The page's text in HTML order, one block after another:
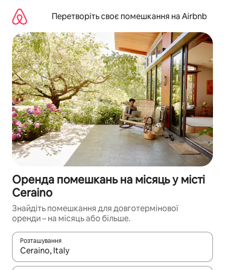
вмісту
Перетворіть своє помешкання на Airbnb
Оренда помешкань на місяць у місті
Ceraino
Знайдіть помешкання для довготермінової
оренди – на місяць або більше.
Розташування
Отримавши результати пошуку, використовуйте для